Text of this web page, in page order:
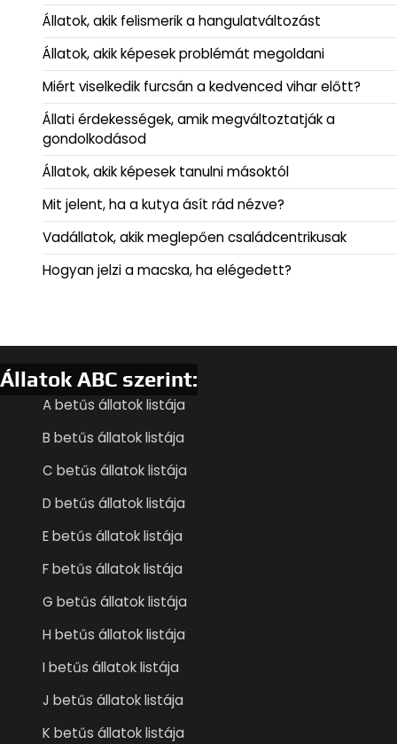
Állatok, akik felismerik a hangulatváltozást
Állatok, akik képesek problémát megoldani
Miért viselkedik furcsán a kedvenced vihar előtt?
Állati érdekességek, amik megváltoztatják a
gondolkodásod
Állatok, akik képesek tanulni másoktól
Mit jelent, ha a kutya ásít rád nézve?
Vadállatok, akik meglepően családcentrikusak
Hogyan jelzi a macska, ha elégedett?
Állatok ABC szerint:
A betűs állatok listája
B betűs állatok listája
C betűs állatok listája
D betűs állatok listája
E betűs állatok listája
F betűs állatok listája
G betűs állatok listája
H betűs állatok listája
I betűs állatok listája
J betűs állatok listája
K betűs állatok listája